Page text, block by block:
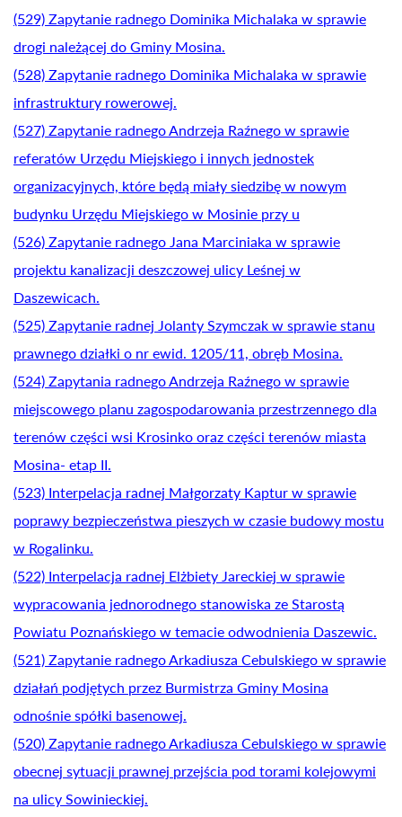
(529) Zapytanie radnego Dominika Michalaka w sprawie
drogi należącej do Gminy Mosina.
(528) Zapytanie radnego Dominika Michalaka w sprawie
infrastruktury rowerowej.
(527) Zapytanie radnego Andrzeja Raźnego w sprawie
referatów Urzędu Miejskiego i innych jednostek
organizacyjnych, które będą miały siedzibę w nowym
budynku Urzędu Miejskiego w Mosinie przy u
(526) Zapytanie radnego Jana Marciniaka w sprawie
projektu kanalizacji deszczowej ulicy Leśnej w
Daszewicach.
(525) Zapytanie radnej Jolanty Szymczak w sprawie stanu
prawnego działki o nr ewid. 1205/11, obręb Mosina.
(524) Zapytania radnego Andrzeja Raźnego w sprawie
miejscowego planu zagospodarowania przestrzennego dla
terenów części wsi Krosinko oraz części terenów miasta
Mosina- etap II.
(523) Interpelacja radnej Małgorzaty Kaptur w sprawie
poprawy bezpieczeństwa pieszych w czasie budowy mostu
w Rogalinku.
(522) Interpelacja radnej Elżbiety Jareckiej w sprawie
wypracowania jednorodnego stanowiska ze Starostą
Powiatu Poznańskiego w temacie odwodnienia Daszewic.
(521) Zapytanie radnego Arkadiusza Cebulskiego w sprawie
działań podjętych przez Burmistrza Gminy Mosina
odnośnie spółki basenowej.
(520) Zapytanie radnego Arkadiusza Cebulskiego w sprawie
obecnej sytuacji prawnej przejścia pod torami kolejowymi
na ulicy Sowinieckiej.